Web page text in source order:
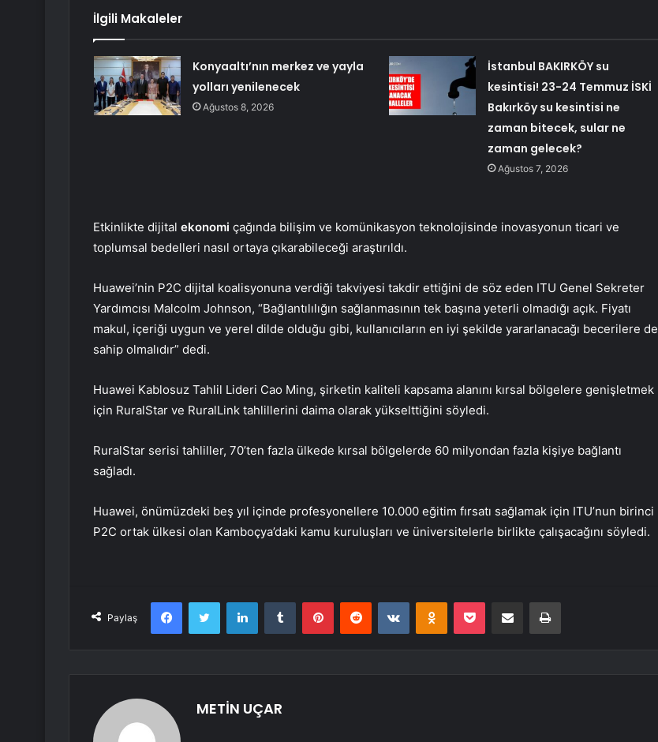
İlgili Makaleler
Konyaaltı’nın merkez ve yayla
yolları yenilenecek
Ağustos 8, 2026
İstanbul BAKIRKÖY su
kesintisi! 23-24 Temmuz İSKİ
Bakırköy su kesintisi ne
zaman bitecek, sular ne
zaman gelecek?
Ağustos 7, 2026
Etkinlikte dijital ekonomi çağında bilişim ve komünikasyon teknolojisinde inovasyonun ticari ve
toplumsal bedelleri nasıl ortaya çıkarabileceği araştırıldı.
Huawei’nin P2C dijital koalisyonuna verdiği takviyesi takdir ettiğini de söz eden ITU Genel Sekreter
Yardımcısı Malcolm Johnson, “Bağlantılılığın sağlanmasının tek başına yeterli olmadığı açık. Fiyatı
makul, içeriği uygun ve yerel dilde olduğu gibi, kullanıcıların en iyi şekilde yararlanacağı becerilere de
sahip olmalıdır” dedi.
Huawei Kablosuz Tahlil Lideri Cao Ming, şirketin kaliteli kapsama alanını kırsal bölgelere genişletmek
için RuralStar ve RuralLink tahlillerini daima olarak yükselttiğini söyledi.
RuralStar serisi tahliller, 70’ten fazla ülkede kırsal bölgelerde 60 milyondan fazla kişiye bağlantı
sağladı.
Huawei, önümüzdeki beş yıl içinde profesyonellere 10.000 eğitim fırsatı sağlamak için ITU’nun birinci
P2C ortak ülkesi olan Kamboçya’daki kamu kuruluşları ve üniversitelerle birlikte çalışacağını söyledi.
Paylaş
FacebookTwitter LinkedInTumblr PinterestReddit VKontakteOdnoklassniki
Pocket E-Posta ile paylaş Yazdır
METİN UÇAR